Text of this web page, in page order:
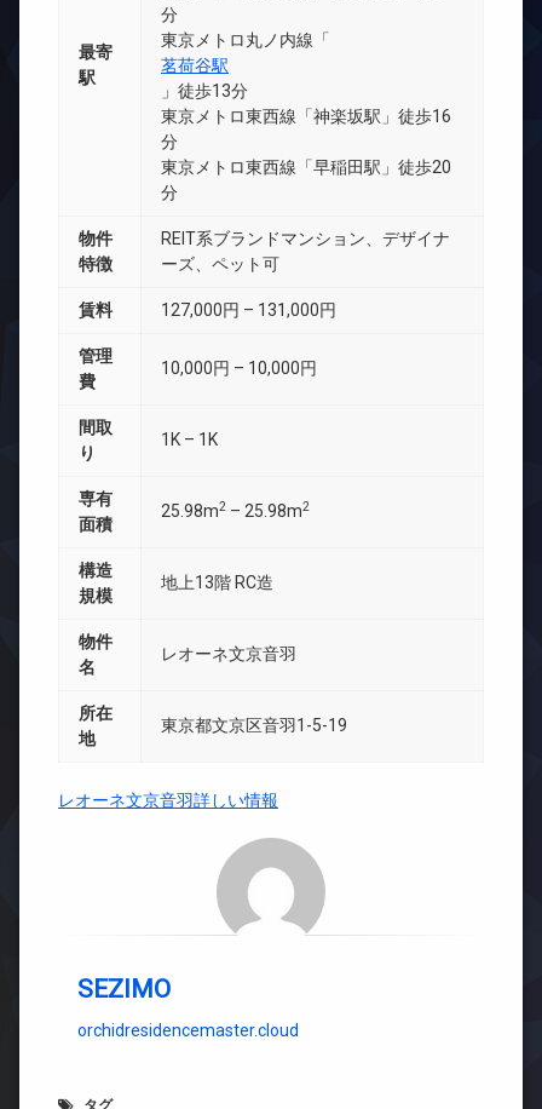
最寄
駅
分
東京メトロ丸ノ内線「
茗荷谷駅
」徒歩13分
東京メトロ東西線「神楽坂駅」徒歩16
分
東京メトロ東西線「早稲田駅」徒歩20
分
物件
特徴
REIT系ブランドマンション、デザイナ
ーズ、ペット可
賃料 127,000円 – 131,000円
管理
費
10,000円 – 10,000円
間取
り
1K – 1K
専有
面積
25.98m2 – 25.98m2
構造
規模
地上13階 RC造
物件
名
レオーネ文京音羽
所在
地
東京都文京区音羽1-5-19
レオーネ文京音羽詳しい情報
SEZIMO
orchidresidencemaster.cloud
タグ